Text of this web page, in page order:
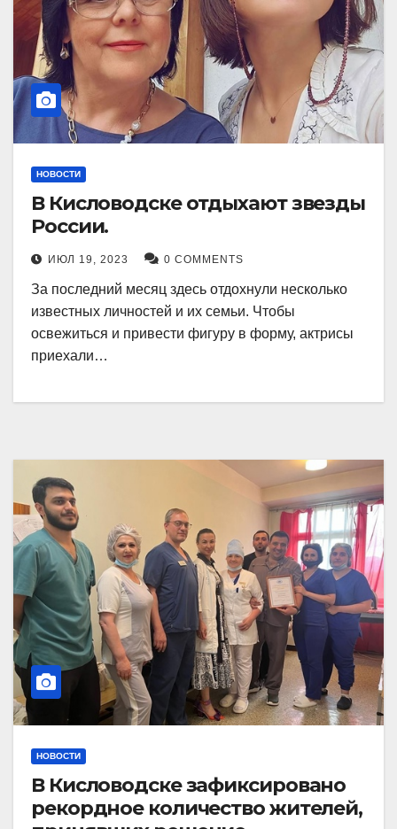
НОВОСТИ
В Кисловодске отдыхают звезды
России.
ИЮЛ 19, 2023 0 COMMENTS
За последний месяц здесь отдохнули несколько
известных личностей и их семьи. Чтобы
освежиться и привести фигуру в форму, актрисы
приехали…
НОВОСТИ
В Кисловодске зафиксировано
рекордное количество жителей,